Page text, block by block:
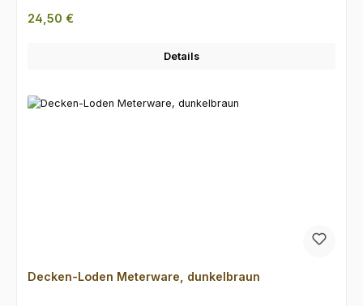
Regulärer Preis:
24,50 €
Details
Decken-Loden Meterware, dunkelbraun